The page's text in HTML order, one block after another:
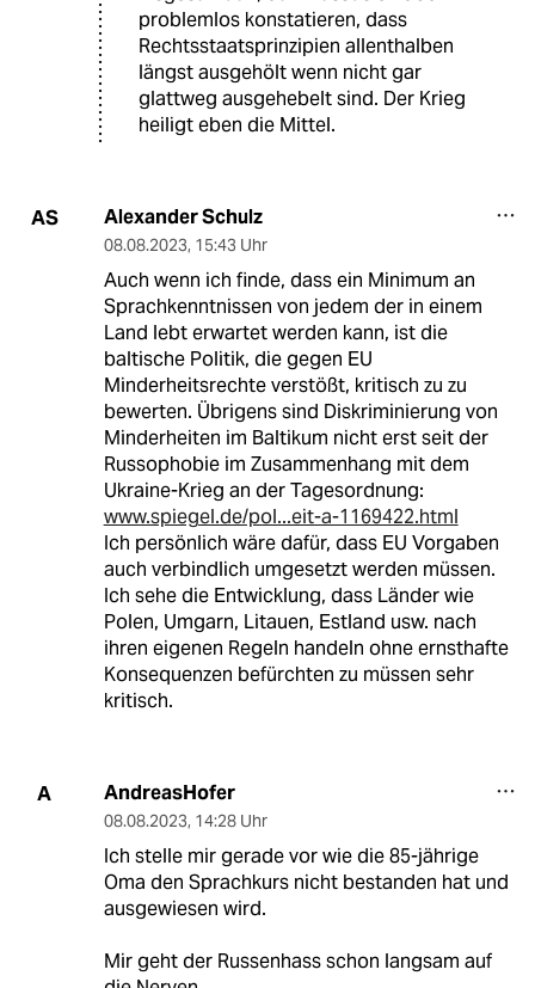
problemlos konstatieren, dass
Rechtsstaatsprinzipien allenthalben
längst ausgehölt wenn nicht gar
glattweg ausgehebelt sind. Der Krieg
heiligt eben die Mittel.
AS Alexander Schulz
08.08.2023, 15:43 Uhr
Auch wenn ich finde, dass ein Minimum an
Sprachkenntnissen von jedem der in einem
Land lebt erwartet werden kann, ist die
baltische Politik, die gegen EU
Minderheitsrechte verstößt, kritisch zu zu
bewerten. Übrigens sind Diskriminierung von
Minderheiten im Baltikum nicht erst seit der
Russophobie im Zusammenhang mit dem
Ukraine-Krieg an der Tagesordnung:
www.spiegel.de/pol...eit-a-1169422.html
Ich persönlich wäre dafür, dass EU Vorgaben
auch verbindlich umgesetzt werden müssen.
Ich sehe die Entwicklung, dass Länder wie
Polen, Umgarn, Litauen, Estland usw. nach
ihren eigenen Regeln handeln ohne ernsthafte
Konsequenzen befürchten zu müssen sehr
kritisch.
A AndreasHofer
08.08.2023, 14:28 Uhr
Ich stelle mir gerade vor wie die 85-jährige
Oma den Sprachkurs nicht bestanden hat und
ausgewiesen wird.
Mir geht der Russenhass schon langsam auf